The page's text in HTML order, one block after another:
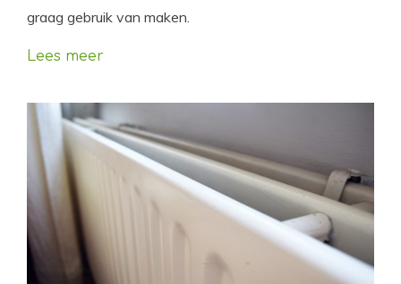
graag gebruik van maken.
Lees meer